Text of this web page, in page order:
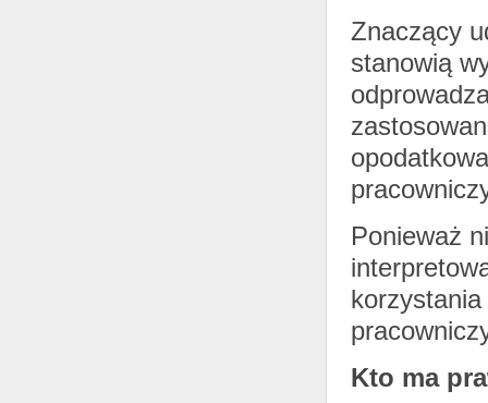
Znaczący
stanowią
Ponieważ
Kto ma